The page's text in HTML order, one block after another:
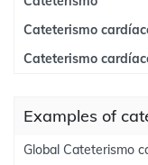
Cateterismo
Cateterismo
Examples of
Global Cateterismo